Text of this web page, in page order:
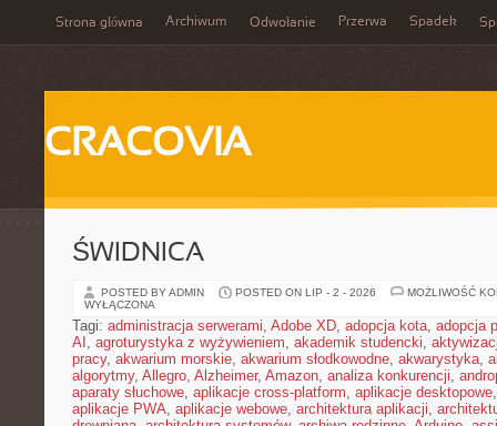
Strona główna Archiwum Odwołanie Przerwa Spadek
CRACOVIA
ŚWIDNICA
POSTED BY ADMIN POSTED ON LIP - 2 - 2026
MOŻLIWOŚĆ
WYŁĄCZONA
Tagi: administracja serwerami, Adobe XD, adopcja kota, adopcja
AI , agroturystyka z wyżywieniem, akademik studencki,
pracy, akwarium morskie, akwarium słodkowodne, akwarystyka,
algorytmy, Allegro, Alzheimer, Amazon, analiza konkurencji,
aparaty słuchowe, aplikacje cross-platform, aplikacje desktopowe
aplikacje PWA, aplikacje webowe, architektura aplikacji,